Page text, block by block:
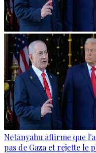
Netanyahu affirme que
pas de Gaza et rejette le